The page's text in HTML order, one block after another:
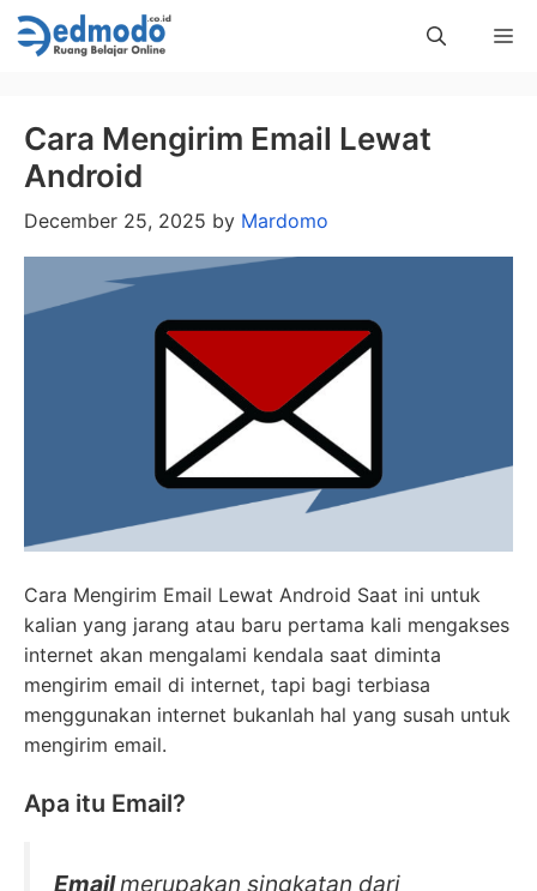
Skip
to
Cara Mengirim Email Lewat
Android
December 25, 2025 by Mardomo
Cara Mengirim Email Lewat Android Saat ini untuk
kalian yang jarang atau baru pertama kali mengakses
internet akan mengalami kendala saat diminta
mengirim email di internet, tapi bagi terbiasa
menggunakan internet bukanlah hal yang susah untuk
mengirim email.
Apa itu Email?
Emailmerupakan singkatan dari